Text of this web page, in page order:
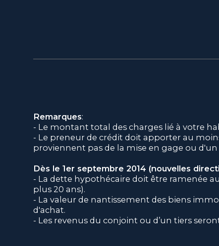
Remarques:
- Le montant total des charges lié à votre
- Le preneur de crédit doit apporter au
proviennent pas de la mise en gage ou
Dès le 1er septembre 2014 (nouvelles
- La dette hypothécaire doit être ramenée
plus 20 ans).
- La valeur de nantissement des biens
d'achat.
- Les revenus du conjoint ou d’un tiers